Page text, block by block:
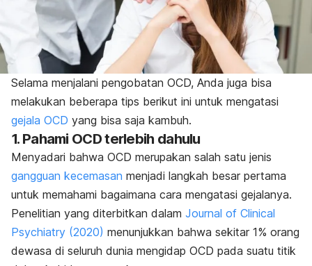
Selama menjalani pengobatan OCD, Anda juga bisa
melakukan beberapa tips berikut ini untuk mengatasi
gejala OCD yang bisa saja kambuh.
1. Pahami OCD terlebih dahulu
Menyadari bahwa OCD merupakan salah satu jenis
gangguan kecemasan menjadi langkah besar pertama
untuk memahami bagaimana cara mengatasi gejalanya.
Penelitian yang diterbitkan dalam Journal of Clinical
Psychiatry (2020) menunjukkan bahwa sekitar 1% orang
dewasa di seluruh dunia mengidap OCD pada suatu titik